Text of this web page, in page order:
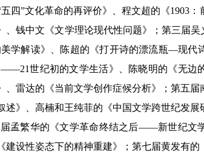
”文化革命的再评价》、程文超的《1903：
、钱中文《文学理论现代性问题》；第三届
学解读》、陈超的《打开诗的漂流瓶—现代
世纪初的文学生活》、陈晓明的《无
雷达的《当前文学创作症候分析》；第五届
》、高楠和王纯菲的《中国文学跨世纪发
孟繁华的《文学革命终结之后——新世纪文
设性姿态下的精神重建》；第七届黄发有